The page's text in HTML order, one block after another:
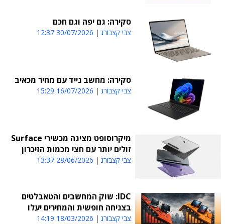
סקירה: גם יפה וגם חכם
צבי קצבורג 30/07/2026 12:37
סקירה: מחשב נייד עם מחיר מכאיב
צבי קצבורג 16/07/2026 15:29
מיקרוסופט מציגה מכשירי Surface
זולים יותר עם חצי מכמות הזיכרון
צבי קצבורג 28/06/2026 13:37
IDC: שוק המחשבים והטאבלטים
בצניחה חופשית והמחירים יעלו
צבי קצבורג 18/03/2026 14:19